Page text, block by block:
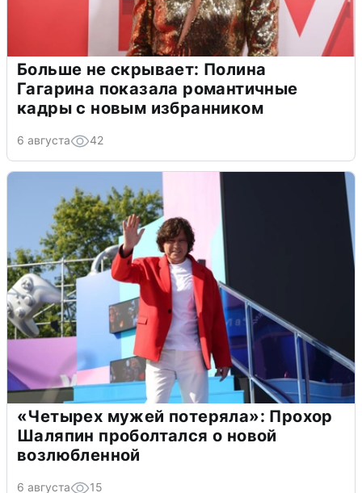
Больше не скрывает: Полина
Гагарина показала романтичные
кадры с новым избранником
6 августа 42
«Четырех мужей потеряла»: Прохор
Шаляпин проболтался о новой
возлюбленной
6 августа 15